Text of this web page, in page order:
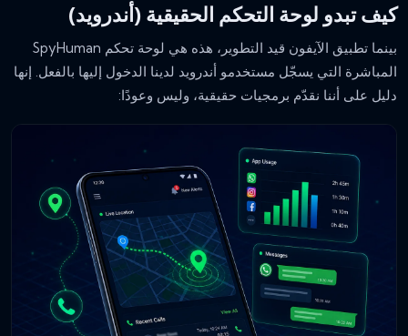
كيف تبدو لوحة التحكم الحقيقية (أندرويد)
بينما تطبيق الآيفون قيد التطوير، هذه هي لوحة تحكم SpyHuman
المباشرة التي يسجّل مستخدمو أندرويد لدينا الدخول إليها بالفعل. إنها
دليل على أننا نقدّم برمجيات حقيقية، وليس وعودًا: